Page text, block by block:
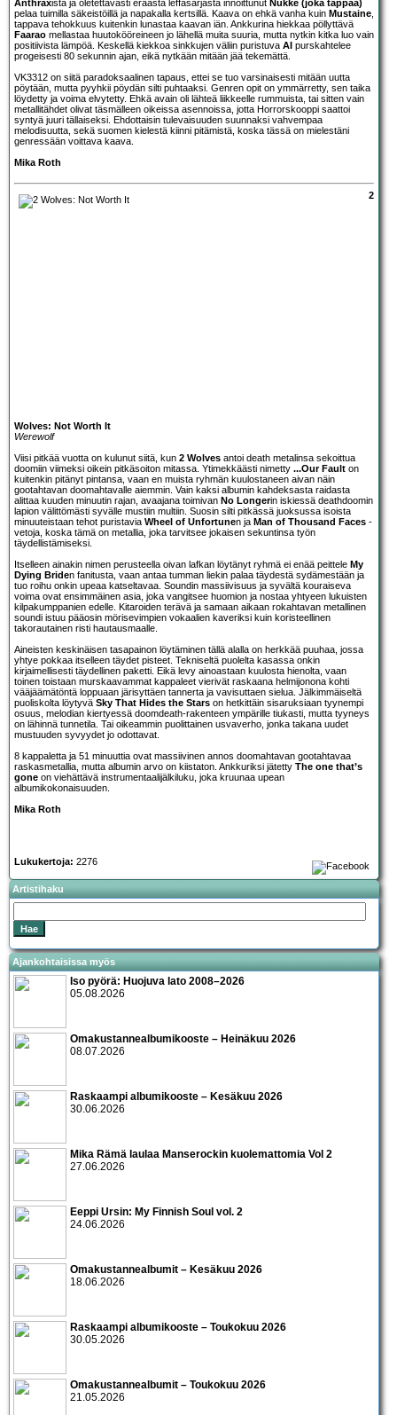
Anthraxista ja oletettavasti eräästä leffasarjasta innoittunut Nukke (joka tappaa)
pelaa tuimilla säkeistöillä ja napakalla kertsillä. Kaava on ehkä vanha kuin Mustaine
tappava tehokkuus kuitenkin lunastaa kaavan iän. Ankkurina hiekkaa pöllyttävä
Faarao mellastaa huutokööreineen jo lähellä muita suuria, mutta nytkin kitka luo vain
positiivista lämpöä. Keskellä kiekkoa sinkkujen väliin puristuva AI purskahtelee
progeisesti 80 sekunnin ajan, eikä nytkään mitään jää tekemättä.
VK3312 on siitä paradoksaalinen tapaus, ettei se tuo varsinaisesti mitään uutta
pöytään, mutta pyyhkii pöydän silti puhtaaksi. Genren opit on ymmärretty, sen taika
löydetty ja voima elvytetty. Ehkä avain oli lähteä liikkeelle rummuista, tai sitten vain
metallitähdet olivat täsmälleen oikeissa asennoissa, jotta Horrorskooppi saattoi
syntyä juuri tällaiseksi. Ehdottaisin tulevaisuuden suunnaksi vahvempaa
melodisuutta, sekä suomen kielestä kiinni pitämistä, koska tässä on mielestäni
genressään voittava kaava.
Mika Roth
2
Wolves: Not Worth It
Werewolf
Viisi pitkää vuotta on kulunut siitä, kun 2 Wolves antoi death metalinsa sekoittua
doomiin viimeksi oikein pitkäsoiton mitassa. Ytimekkäästi nimetty ...Our Fault on
kuitenkin pitänyt pintansa, vaan en muista ryhmän kuulostaneen aivan näin
gootahtavan doomahtavalle aiemmin. Vain kaksi albumin kahdeksasta raidasta
alittaa kuuden minuutin rajan, avaajana toimivan No Longerin iskiessä deathdoomin
lapion välittömästi syvälle mustiin multiin. Suosin silti pitkässä juoksussa isoista
minuuteistaan tehot puristavia Wheel of Unfortunen ja Man of Thousand Faces -
vetoja, koska tämä on metallia, joka tarvitsee jokaisen sekuntinsa työn
täydellistämiseksi.
Itselleen ainakin nimen perusteella oivan lafkan löytänyt ryhmä ei enää peittele My
Dying Briden fanitusta, vaan antaa tumman liekin palaa täydestä sydämestään ja
tuo roihu onkin upeaa katseltavaa. Soundin massiivisuus ja syvältä kouraiseva
voima ovat ensimmäinen asia, joka vangitsee huomion ja nostaa yhtyeen lukuisten
kilpakumppanien edelle. Kitaroiden terävä ja samaan aikaan rokahtavan metallinen
soundi istuu pääosin mörisevimpien vokaalien kaveriksi kuin koristeellinen
takorautainen risti hautausmaalle.
Aineisten keskinäisen tasapainon löytäminen tällä alalla on herkkää puuhaa, jossa
yhtye pokkaa itselleen täydet pisteet. Tekniseltä puolelta kasassa onkin
kirjaimellisesti täydellinen paketti. Eikä levy ainoastaan kuulosta hienolta, vaan
toinen toistaan murskaavammat kappaleet vierivät raskaana helmijonona kohti
vääjäämätöntä loppuaan järisyttäen tannerta ja vavisuttaen sielua. Jälkimmäiseltä
puoliskolta löytyvä Sky That Hides the Stars on hetkittäin sisaruksiaan tyynempi
osuus, melodian kiertyessä doomdeath-rakenteen ympärille tiukasti, mutta tyyneys
on lähinnä tunnetila. Tai oikeammin puolittainen usvaverho, jonka takana uudet
mustuuden syvyydet jo odottavat.
8 kappaletta ja 51 minuuttia ovat massiivinen annos doomahtavan gootahtavaa
raskasmetallia, mutta albumin arvo on kiistaton. Ankkuriksi jätetty The one that’s
gone on viehättävä instrumentaalijälkiluku, joka kruunaa upean
albumikokonaisuuden.
Mika Roth
Lukukertoja: 2276
Artistihaku
Ajankohtaisissa myös
Iso pyörä: Huojuva lato 2008–2026
05.08.2026
Omakustannealbumikooste – Heinäkuu 2026
08.07.2026
Raskaampi albumikooste – Kesäkuu 2026
30.06.2026
Mika Rämä laulaa Manserockin kuolemattomia Vol 2
27.06.2026
Eeppi Ursin: My Finnish Soul vol. 2
24.06.2026
Omakustannealbumit – Kesäkuu 2026
18.06.2026
Raskaampi albumikooste – Toukokuu 2026
30.05.2026
Omakustannealbumit – Toukokuu 2026
21.05.2026